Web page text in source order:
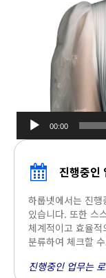
오디오
00:00
진행중인
하룹넷에서는 진
있습니다. 또한 스
체계적이고 효율
분류하여 체크할
진행중인 업무는